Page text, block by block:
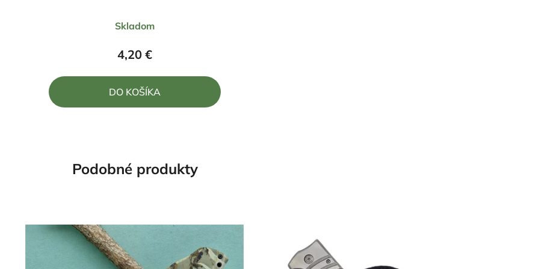
hodnotenie
produktu
z
Skladom
4,20 €
DO KOŠÍKA
Podobné produkty